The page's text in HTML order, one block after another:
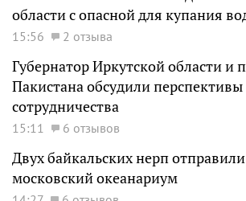
области с опасной для купания
15:56 2 отзыва
Губернатор Иркутской области и
Пакистана обсудили перспективы
сотрудничества
15:11 6 отзывов
Двух байкальских нерп
московский океанариум